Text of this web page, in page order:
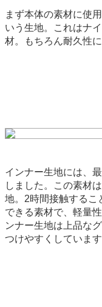
まず本体の素材に使
いう生地。これはナ
材。もちろん耐久性
インナー生地には、
しました。この素材
地。2時間接触するこ
できる素材で、軽量
ンナー生地は上品な
つけやすくしています